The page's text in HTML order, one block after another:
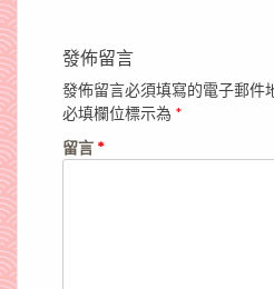
發佈留言
發佈留言必須填寫的電子郵件
必填欄位標示為 *
留言 *